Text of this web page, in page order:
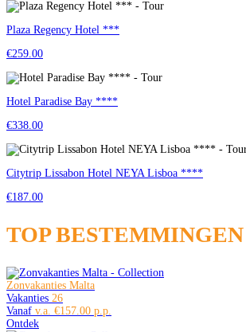
Plaza Regency Hotel ***
€259.00
Hotel Paradise Bay ****
€338.00
Citytrip Lissabon Hotel NEYA Lisboa ****
€187.00
TOP BESTEMMINGEN
Zonvakanties Malta
Vakanties 26
Vanaf
€157.00
Ontdek